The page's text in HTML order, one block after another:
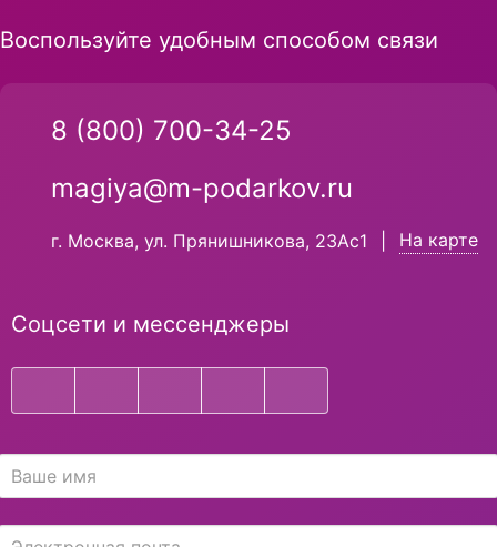
Воспользуйте удобным способом связи
8 (800) 700-34-25
magiya@m-podarkov.ru
г. Москва, ул. Прянишникова, 23Ас1 На карте
Соцсети и мессенджеры